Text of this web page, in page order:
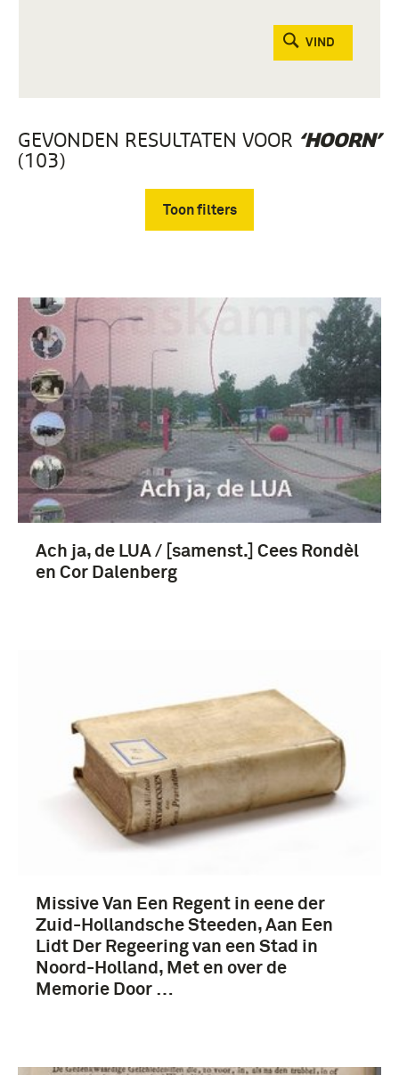
VIND
GEVONDEN RESULTATEN VOOR ‘HOORN’
(103)
Toon filters
boek (103)
1651-1700 (42)
1701-1750 (14)
Nederland (36)
Europa (18)
Republiek der Verenigde Provinciën (1579-1795)
Meer
Ach ja, de LUA / [samenst.] Cees Rondèl
en Cor Dalenberg
Missive Van Een Regent in eene der
Zuid-Hollandsche Steeden, Aan Een
Lidt Der Regeering van een Stad in
Noord-Holland, Met en over de
Memorie Door …